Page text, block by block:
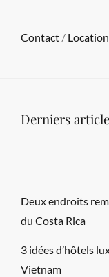
Contact /
Derniers
Deux endroits
du Costa Rica
3 idées d’hôtels
Vietnam